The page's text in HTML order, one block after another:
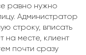
равно нужно
Администратор
строку, вписать
на месте, клиент
почти сразу